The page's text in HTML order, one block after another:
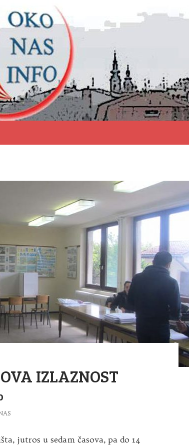
IZLAZNOST
jutros u sedam časova, pa do 14